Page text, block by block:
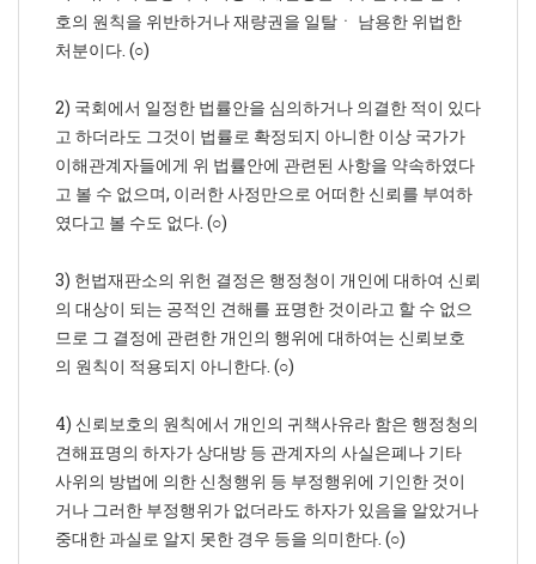
호의 원칙을 위반하거나 재량권을 일탈ㆍ 남용한 위법한
처분이다. (○)
2) 국회에서 일정한 법률안을 심의하거나 의결한 적이 있다
고 하더라도 그것이 법률로 확정되지 아니한 이상 국가가
이해관계자들에게 위 법률안에 관련된 사항을 약속하였다
고 볼 수 없으며, 이러한 사정만으로 어떠한 신뢰를 부여하
였다고 볼 수도 없다. (○)
3) 헌법재판소의 위헌 결정은 행정청이 개인에 대하여 신뢰
의 대상이 되는 공적인 견해를 표명한 것이라고 할 수 없으
므로 그 결정에 관련한 개인의 행위에 대하여는 신뢰보호
의 원칙이 적용되지 아니한다. (○)
4) 신뢰보호의 원칙에서 개인의 귀책사유라 함은 행정청의
견해표명의 하자가 상대방 등 관계자의 사실은폐나 기타
사위의 방법에 의한 신청행위 등 부정행위에 기인한 것이
거나 그러한 부정행위가 없더라도 하자가 있음을 알았거나
중대한 과실로 알지 못한 경우 등을 의미한다. (○)